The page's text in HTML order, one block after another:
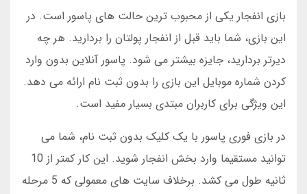
بازی انفجار یکی از محبوب ترین حالت های پاسور است. در
این بازی، شما باید قبل از انفجار پولتان را بردارید. هر چه
دیرتر بردارید، جایزه بیشتر می شود. پاسور آنلاین بدون وارد
کردن شماره موبایل این بازی را بدون ثبت نام ارائه می دهد.
این ویژگی برای کاربران مبتدی بسیار مفید است.
در بازی فوری پاسور با یک کلیک بدون ثبت نام، شما می
توانید مستقیما وارد بخش انفجار شوید. این کار کمتر از 10
ثانیه طول می کشد. برخلاف سایت های معمولی که 5 مرحله